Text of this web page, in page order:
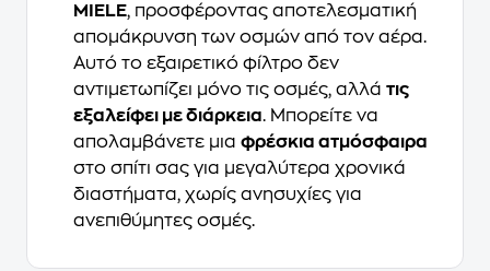
MIELE, προσφέροντας αποτελεσματική
απομάκρυνση των οσμών από τον αέρα.
Αυτό το εξαιρετικό φίλτρο δεν
αντιμετωπίζει μόνο τις οσμές, αλλά τις
εξαλείφει με διάρκεια. Μπορείτε να
απολαμβάνετε μια φρέσκια ατμόσφαιρα
στο σπίτι σας για μεγαλύτερα χρονικά
διαστήματα, χωρίς ανησυχίες για
ανεπιθύμητες οσμές.